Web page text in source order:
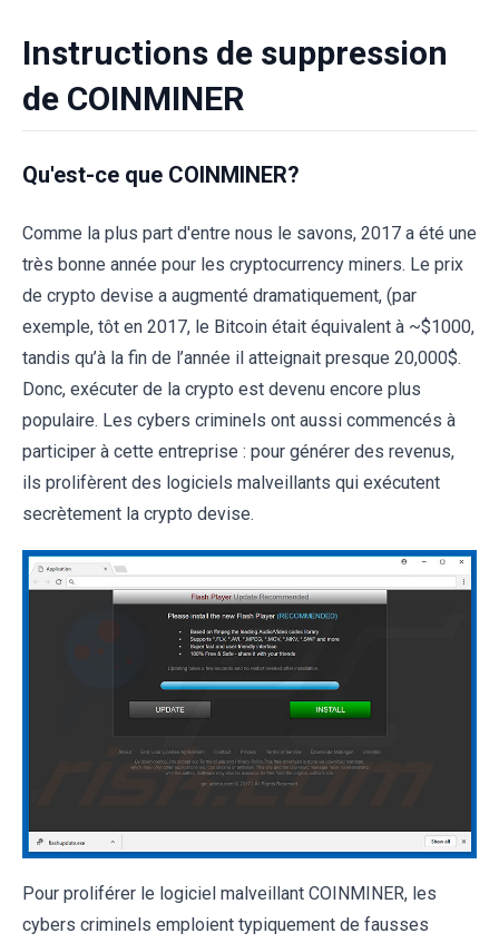
Instructions de suppression
de COINMINER
Qu'est-ce que COINMINER?
Comme la plus part d'entre nous le savons, 2017 a été une
très bonne année pour les cryptocurrency miners. Le prix
de crypto devise a augmenté dramatiquement, (par
exemple, tôt en 2017, le Bitcoin était équivalent à ~$1000,
tandis qu’à la fin de l’année il atteignait presque 20,000$.
Donc, exécuter de la crypto est devenu encore plus
populaire. Les cybers criminels ont aussi commencés à
participer à cette entreprise : pour générer des revenus,
ils prolifèrent des logiciels malveillants qui exécutent
secrètement la crypto devise.
Pour proliférer le logiciel malveillant COINMINER, les
cybers criminels emploient typiquement de fausses